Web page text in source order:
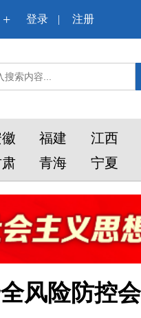
+ 登录 | 注册
福建 江西
青海 宁夏
风险防控